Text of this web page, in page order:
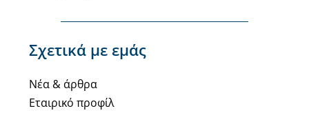
Σχετικά με εμάς
Νέα & άρθρα
Εταιρικό προφίλ